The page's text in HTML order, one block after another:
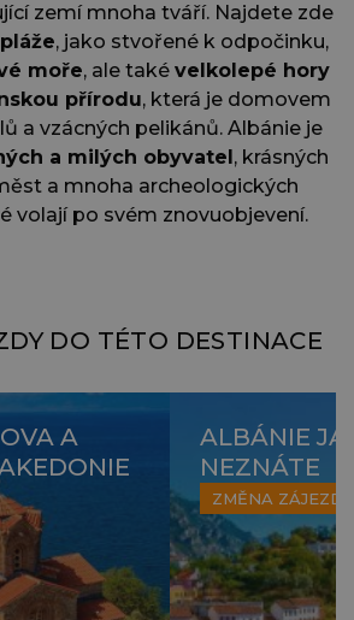
zemí mnoha tváří. Najdete zde
, jako stvořené k odpočinku,
moře, ale také velkolepé hory
přírodu, která je domovem
a vzácných pelikánů. Albánie je
a milých obyvatel , krásných
a mnoha archeologických
volají po svém znovuobjevení.
DO TÉTO DESTINACE
A
ALBÁNIE
NEZNÁTE
ZMĚNA